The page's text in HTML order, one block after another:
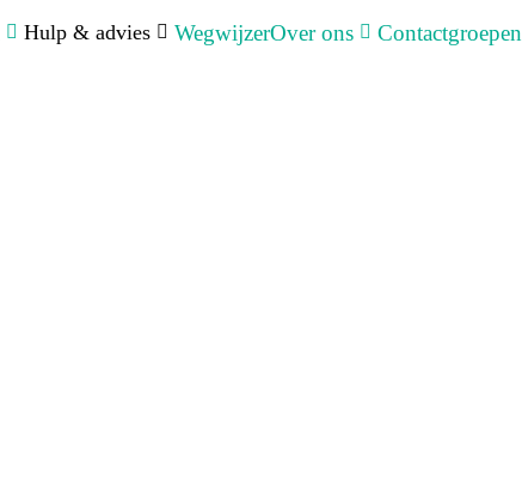
Hulp & advies WegwijzerOver ons Contactgroepen